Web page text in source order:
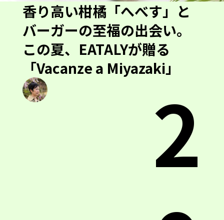
香り高い柑橘「へべす」と
バーガーの至福の出会い。
この夏、EATALYが贈る
「Vacanze a Miyazaki」
2